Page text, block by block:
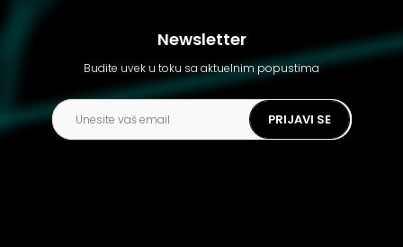
Newsletter
Budite uvek u toku sa aktuelnim popustima
PRIJAVI SE